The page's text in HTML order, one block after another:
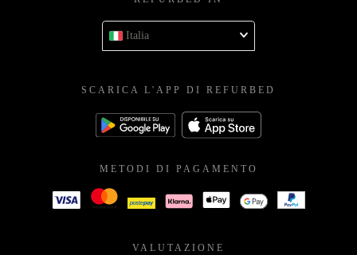
Italia
SCARICA L'APP DI REFURBED
METODI DI PAGAMENTO
VALUTAZIONE